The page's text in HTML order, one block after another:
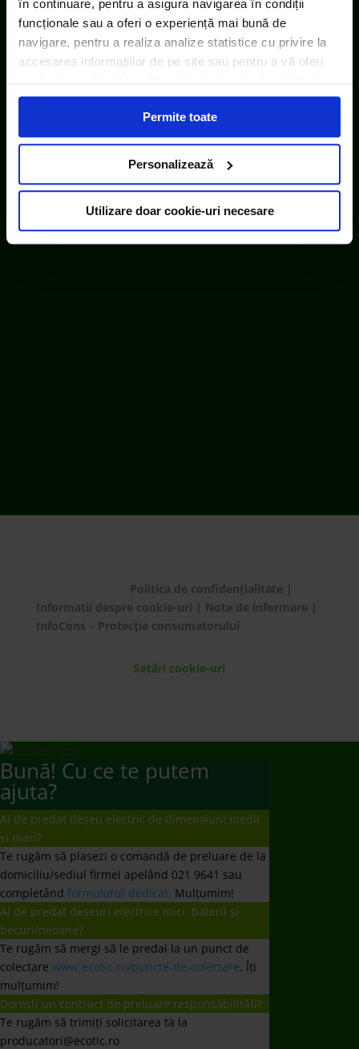
în continuare, pentru a asigura navigarea în condiții
funcționale sau a oferi o experiență mai bună de
navigare, pentru a realiza analize statistice cu privire la
accesarea informațiilor de pe site sau pentru a vă oferi
conținut și publicitate adecvată intereselor dvs. Unii din
acești identificatori online sunt plasați de către ECOTIC
(cookie-uri primare), alții sunt cookie-uri dintr-un domeniu
diferit de domeniul site-ului web pe care îl vizitați (cookie-
uri terțe). Găsiți în ferestrele Detalii și Despre informații
consimțământul cu privire la acestea.
Permite toate
Personalizează
Utilizare doar cookie-uri necesare
Politica de confidențialitate
Informații despre cookie-uri
Note de informare
InfoCons – Protecția consumatorului
Setări cookie-uri
Bună! Cu ce te putem
ajuta?
Ai de predat deșeu electric de dimensiuni medii
și mari?
Te rugăm să plasezi o comandă de preluare de la
domiciliu/sediul firmei apelând 021 9641 sau
completând formularul dedicat. Mulțumim!
Ai de predat deșeuri electrice mici, baterii și
becuri/neoane?
Te rugăm să mergi să le predai la un punct de
colectare www.ecotic.ro/puncte-de-colectare. Îți
mulțumim!
Dorești un contract de preluare responsabilități?
Te rugăm să trimiți solicitarea ta la
producatori@ecotic.ro